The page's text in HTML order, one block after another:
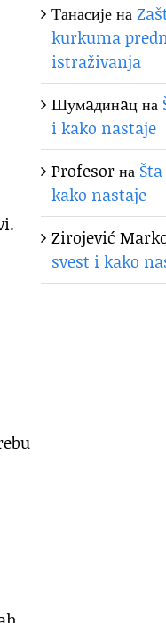
Танасијена
kurkuma
istraživanja
Шумaдинaцна
i kako nastaje
Profesorна
kako nastaje
Zirojević
svest i kako